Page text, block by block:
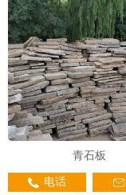
青石板
电话